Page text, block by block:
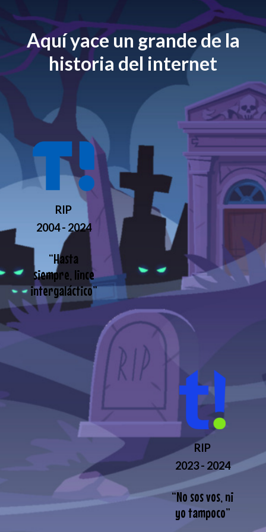
Aquí yace un grande de la
historia del internet
RIP
2004 - 2024
“Hasta
siempre, lince
intergaláctico”
RIP
2023 - 2024
“No sos vos, ni
yo tampoco”